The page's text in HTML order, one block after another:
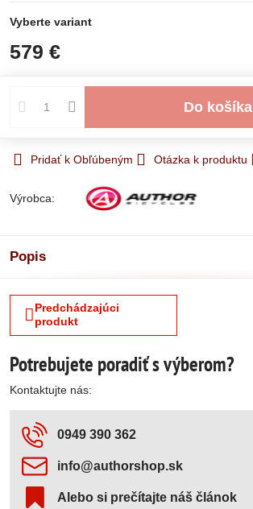
Vyberte variant
579 €
Do košíka
Pridať k Obľúbeným Otázka k produktu
Výrobca:
Popis
Predchádzajúci
produkt
Potrebujete poradiť s výberom?
Kontaktujte nás:
0949 390 362
info​@authorshop​.sk
Alebo si prečítajte náš článok